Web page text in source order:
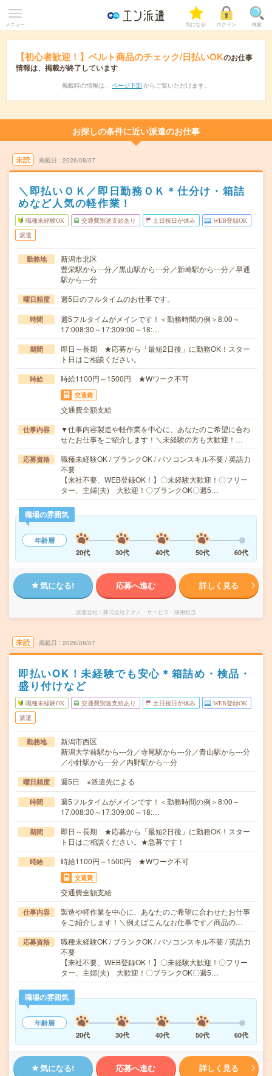
メニュー 気になる! ログイン 検索
【初心者歓迎！】ベルト商品のチェック/日払いOKのお仕事
情報は、掲載が終了しています
掲載時の情報は、 ページ下部 からご覧いただけます。
お探しの条件に近い派遣のお仕事
未読 掲載日 2026/08/07
＼即払いＯＫ／即日勤務ＯＫ＊仕分け・箱詰
めなど人気の軽作業！
職種未経験OK 交通費別途支給あり 土日祝日が休み WEB登録OK
派遣
勤務地
新潟市北区
豊栄駅から---分／黒山駅から---分／新崎駅から---分／早通
駅から---分
曜日頻度 週5日のフルタイムのお仕事です。
時間
週5フルタイムがメインです！＜勤務時間の例＞8:00～
17:008:30～17:309:00～18:…
期間
即日～長期 ★応募から「最短2日後」に勤務OK！スター
ト日はご相談ください。
時給 時給1100円～1500円 ★Wワーク不可
交通費
交通費全額支給
仕事内容
▼仕事内容製造や軽作業を中心に、あなたのご希望に合わ
せたお仕事をご紹介します！＼未経験の方も大歓迎！…
応募資格
職種未経験OK / ブランクOK / パソコンスキル不要 / 英語力
不要
【来社不要、WEB登録OK！】〇未経験大歓迎！〇フリー
ター、主婦(夫) 大歓迎！〇ブランクOK〇週5…
職場の雰囲気
年齢層
20代
30代 40代 50代 60代
気になる! 応募へ進む 詳しく見る
派遣会社 株式会社テクノ・サービス 採用担当
未読 掲載日 2026/08/07
即払いOK！未経験でも安心＊箱詰め・検品・
盛り付けなど
職種未経験OK 交通費別途支給あり 土日祝日が休み WEB登録OK
派遣
勤務地
新潟市西区
新潟大学前駅から---分／寺尾駅から---分／青山駅から---分
／小針駅から---分／内野駅から---分
曜日頻度 週5日 ※派遣先による
時間
週5フルタイムがメインです！＜勤務時間の例＞8:00～
17:008:30～17:309:00～18:…
期間
即日～長期 ★応募から「最短2日後」に勤務OK！スター
ト日はご相談ください。★急募です！
時給 時給1100円～1500円 ★Wワーク不可
交通費
交通費全額支給
仕事内容
製造や軽作業を中心に、あなたのご希望に合わせたお仕事
をご紹介します！＼例えばこんなお仕事です／商品の…
応募資格
職種未経験OK / ブランクOK / パソコンスキル不要 / 英語力
不要
【来社不要、WEB登録OK！】〇未経験大歓迎！〇フリー
ター、主婦(夫) 大歓迎！〇ブランクOK〇週5…
職場の雰囲気
年齢層
20代
30代 40代 50代 60代
気になる! 応募へ進む 詳しく見る